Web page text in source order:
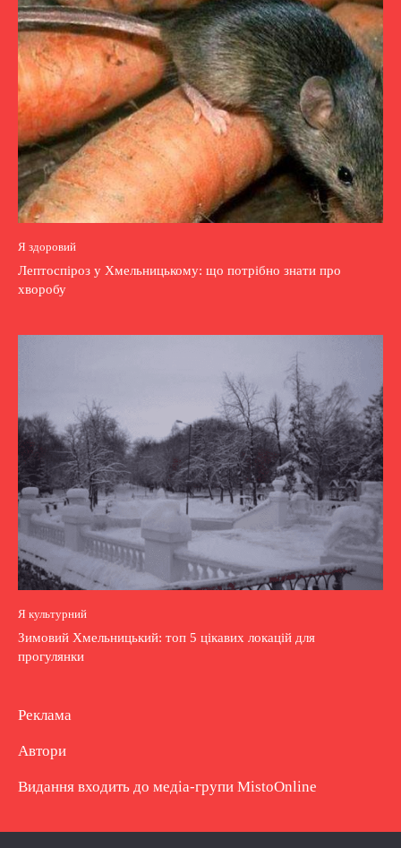
Я здоровий
Лептоспіроз у Хмельницькому: що потрібно знати про
хворобу
Я культурний
Зимовий Хмельницький: топ 5 цікавих локацій для
прогулянки
Реклама
Автори
Видання входить до медіа-групи MistoOnline